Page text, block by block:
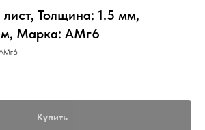
Толщина: 1.5 мм,
м, Марка: АМг6
Купить